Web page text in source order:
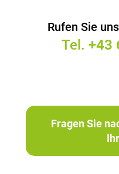
Rufen Sie
Tel. +43
Fragen Sie